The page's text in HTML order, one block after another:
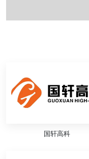
国轩高科